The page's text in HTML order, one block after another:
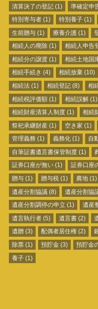
清算決了の登記(1) 準確定申
特別寄与者(1) 特別養子 (1)
生前贈与(1) 療養介護 (1)
相続人の廃除(1) 相続人申告
相続分の譲渡(1) 相続土地国
相続手続き (4) 相続放棄 (10)
相続法(1) 相続登記 (8) 相
相続税評価額(1) 相続誤解 (1)
相続財産清算人制度(1) 相続
祭祀承継財産(1) 空き家 (1)
管理義務 (1) 義務化 (1) 自
自筆証書遺言書保管制度(1)
証券口座が無い(1) 証券口座
贈与(1) 贈与税 (1) 農地 (1)
遺産分割協議 (8) 遺産分割協
遺産分割調停の申立 (1) 遺産
遺言執行者(5) 遺言書 (2)
遺贈(3) 配偶者居住権 (2)
除票(1) 預貯金 (3) 預貯金
養子(1)